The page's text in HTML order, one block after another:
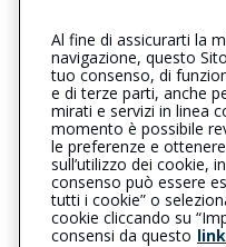
054124539
L’intermediario è soggetto
Registro RUI al seguente
Al fine di assicurarti la
navigazione, questo
tuo consenso, di
e di terze parti, anche
mirati e servizi in linea
momento è possibile
le preferenze e
sull’utilizzo dei cookie,
consenso può essere
tutti i cookie” o
cookie cliccando su
consensi da questo link